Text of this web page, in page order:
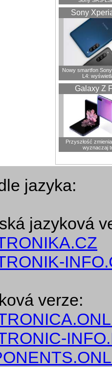
Sony
Nowy smartfon
L4:
Galaxy Z
Przyszłość
wyznaczaj
jazyka:
jazyková
verze: